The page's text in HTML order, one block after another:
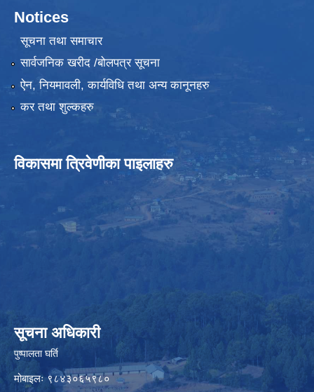
Notices
सूचना तथा समाचार
सार्वजनिक खरीद /बोलपत्र सूचना
ऐन, नियमावली, कार्यविधि तथा अन्य कानूनहरु
कर तथा शुल्कहरु
विकासमा त्रिवेणीका पाइलाहरु
सूचना अधिकारी
पुष्पालता घर्ति
मोबाइलः ९८४३०६५९८०